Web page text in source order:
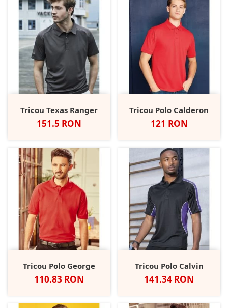
Tricou Texas Ranger
Pret
151.5 RON
Tricou Polo Calderon
Pret
121 RON
Tricou Polo George
Pret
110.83 RON
Tricou Polo Calvin
Pret
141.34 RON